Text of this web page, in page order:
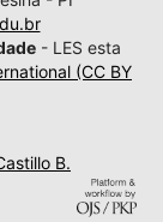
- LES esta
(CC BY
B.